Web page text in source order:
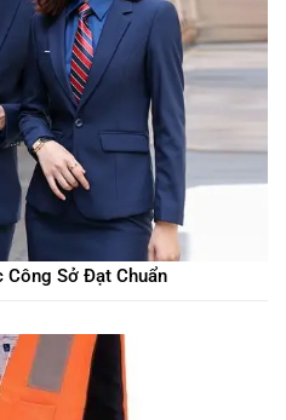
Công Sở Đạt Chuẩn